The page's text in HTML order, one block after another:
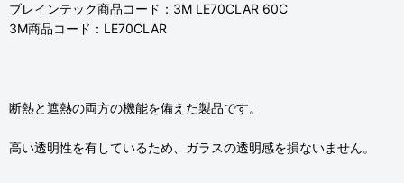
ブレインテック商品コード：3M LE70CLAR 60C
3M商品コード：LE70CLAR
断熱と遮熱の両方の機能を備えた製品です。
高い透明性を有しているため、ガラスの透明感を損ないません。